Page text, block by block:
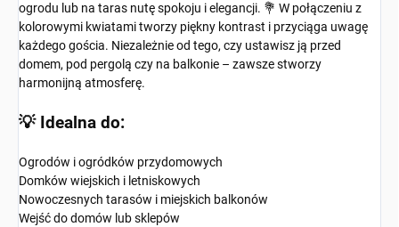
ogrodu lub na taras nutę spokoju i elegancji. 💐 W połączeniu z
kolorowymi kwiatami tworzy piękny kontrast i przyciąga uwagę
każdego gościa. Niezależnie od tego, czy ustawisz ją przed
domem, pod pergolą czy na balkonie – zawsze stworzy
harmonijną atmosferę.
💡 Idealna do:
Ogrodów i ogródków przydomowych
Domków wiejskich i letniskowych
Nowoczesnych tarasów i miejskich balkonów
Wejść do domów lub sklepów